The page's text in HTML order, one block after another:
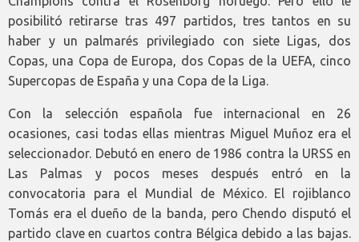
posibilitó retirarse tras 497 partidos, tres tantos en su
haber y un palmarés privilegiado con siete Ligas, dos
Copas, una Copa de Europa, dos Copas de la UEFA, cinco
Supercopas de España y una Copa de la Liga.
Con la selección española fue internacional en 26
ocasiones, casi todas ellas mientras Miguel Muñoz era el
seleccionador. Debutó en enero de 1986 contra la URSS en
Las Palmas y pocos meses después entró en la
convocatoria para el Mundial de México. El rojiblanco
Tomás era el dueño de la banda, pero Chendo disputó el
partido clave en cuartos contra Bélgica debido a las bajas.